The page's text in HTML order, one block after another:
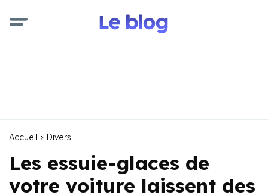
Accueil Divers
Les essuie-glaces de
votre voiture laissent des